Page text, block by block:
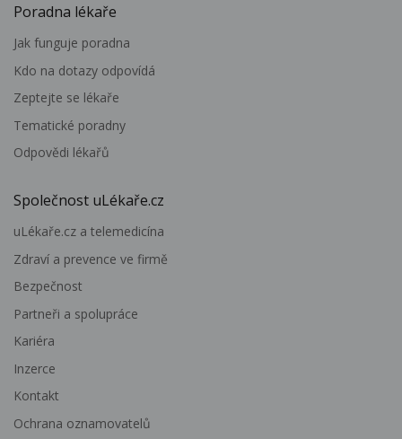
Poradna lékaře
Jak funguje poradna
Kdo na dotazy odpovídá
Zeptejte se lékaře
Tematické poradny
Odpovědi lékařů
Společnost uLékaře.cz
uLékaře.cz a telemedicína
Zdraví a prevence ve firmě
Bezpečnost
Partneři a spolupráce
Kariéra
Inzerce
Kontakt
Ochrana oznamovatelů